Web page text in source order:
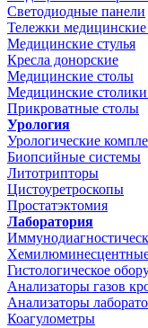
Светодиодные панели
Тележки медицинские
Медицинские стулья
Кресла донорские
Медицинские столы
Медицинские
Прикроватные столы
Урология
Урологические
Биопсийные системы
Литотрипторы
Цистоуретроскопы
Простатэктомия
Лаборатория
Гистологическое
Анализаторы газов
Анализаторы
Коагулометры